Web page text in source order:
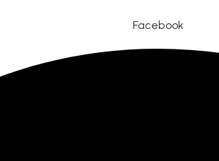
Facebook